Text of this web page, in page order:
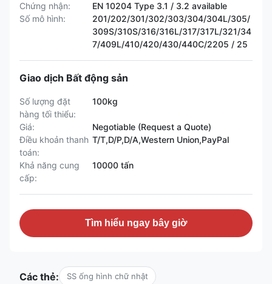
Chứng nhận:
EN 10204 Type 3.1 / 3.2 available
Số mô hình:
201/202/301/302/303/304/304L/305/
309S/310S/316/316L/317/317L/321/34
7/409L/410/420/430/440C/2205 / 25
Giao dịch Bất động sản
Số lượng đặt
hàng tối thiểu:
100kg
Giá:
Negotiable (Request a Quote)
Điều khoản thanh
toán:
T/T,D/P,D/A,Western Union,PayPal
Khả năng cung
cấp:
10000 tấn
Tìm hiểu ngay bây giờ
Các thẻ: SS ống hình chữ nhật